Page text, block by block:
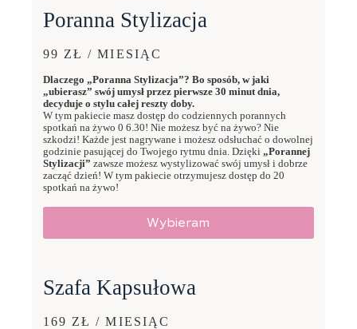
Poranna Stylizacja
99 ZŁ / MIESIĄC
Dlaczego „Poranna Stylizacja”? Bo sposób, w jaki
„ubierasz” swój umysł przez pierwsze 30 minut dnia,
decyduje o stylu całej reszty doby.
W tym pakiecie masz dostęp do codziennych porannych
spotkań na żywo 0 6.30! Nie możesz być na żywo? Nie
szkodzi! Każde jest nagrywane i możesz odsłuchać o dowolnej
godzinie pasującej do Twojego rytmu dnia. Dzięki „Porannej
Stylizacji” zawsze możesz wystylizować swój umysł i dobrze
zacząć dzień! W tym pakiecie otrzymujesz dostęp do 20
spotkań na żywo!
Wybieram
Szafa Kapsułowa
169 ZŁ / MIESIĄC